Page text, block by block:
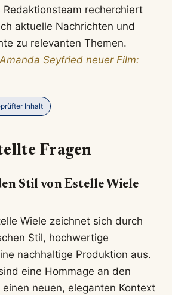
recherchiert
aktuelle Nachrichten und
zu relevanten Themen.
Amanda Seyfried neuer Film:
Inhalt
Fragen
Stil von Estelle Wiele
Wiele zeichnet sich durch
Stil, hochwertige
nachhaltige Produktion aus.
eine Hommage an den
neuen, eleganten Kontext